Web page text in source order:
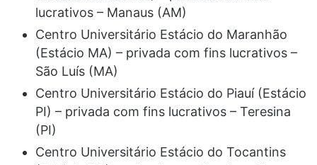
lucrativos – Manaus (AM)
Centro Universitário Estácio do Maranhão
(Estácio MA) – privada com fins lucrativos –
São Luís (MA)
Centro Universitário Estácio do Piauí (Estácio
PI) – privada com fins lucrativos – Teresina
(PI)
Centro Universitário Estácio do Tocantins